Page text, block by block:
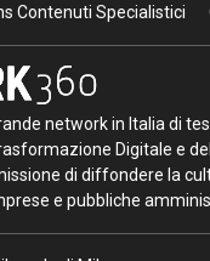
Contenuti Specialistici
network in Italia di
Digitale e
di diffondere la
e pubbliche